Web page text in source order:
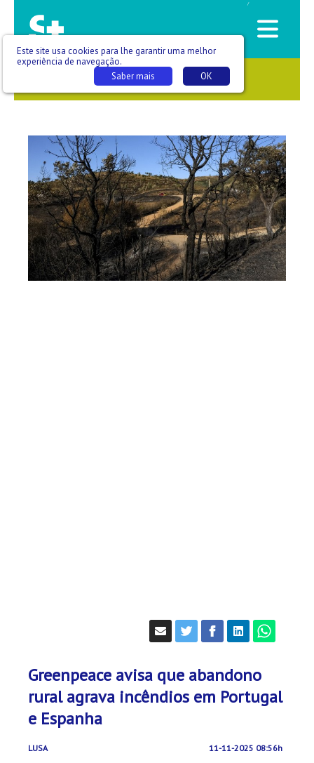
/
SAÚDE QUE SE VÊ
Greenpeace avisa que abandono
rural agrava incêndios em Portugal
e Espanha
LUSA 11-11-2025 08:56h
Este site usa cookies para lhe garantir uma melhor
experiência de navegação.
OK
Saber mais